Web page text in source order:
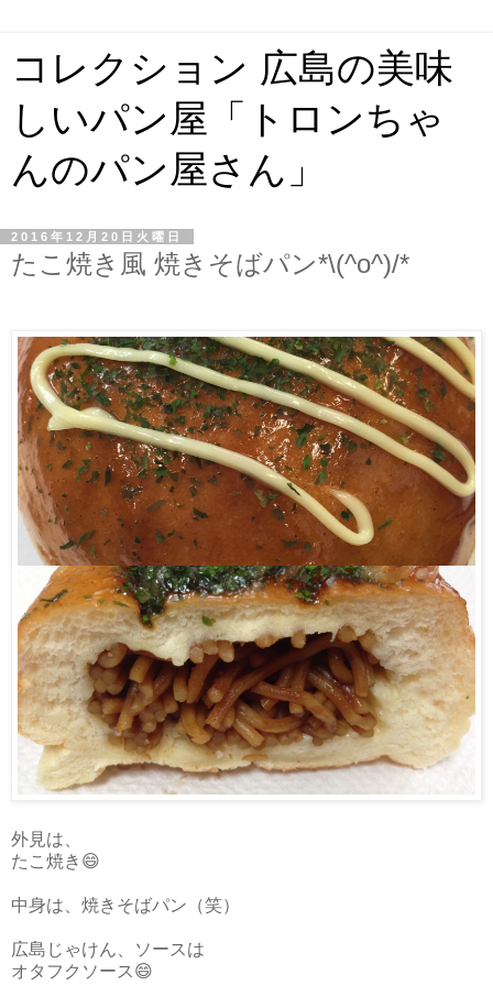
コレクション 広島の美味
しいパン屋「トロンちゃ
んのパン屋さん」
2016年12月20日火曜日
たこ焼き風 焼きそばパン*\(^o^)/*
外見は、
たこ焼き😄
中身は、焼きそばパン（笑）
広島じゃけん、ソースは
オタフクソース😄